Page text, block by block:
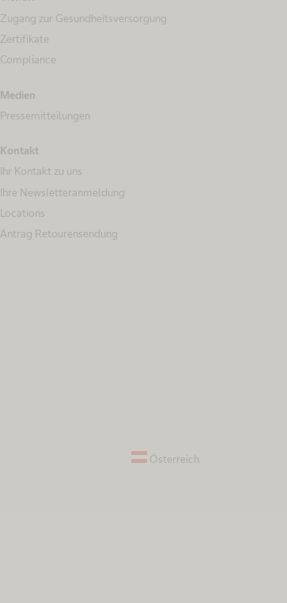
Zugang zur Gesundheitsversorgung
Zertifikate
Compliance
Medien
Pressemitteilungen
Kontakt
Ihr Kontakt zu uns
Ihre Newsletteranmeldung
Locations
Antrag Retourensendung
Österreich